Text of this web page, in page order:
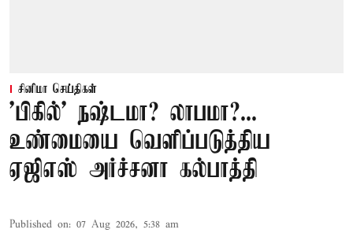
சினிமா செய்திகள்
'பிகில்' நஷ்டமா? லாபமா?...
உண்மையை வெளிப்படுத்திய
ஏஜிஎஸ் அர்ச்சனா கல்பாத்தி
Published on: 07 Aug 2026, 5:38 am